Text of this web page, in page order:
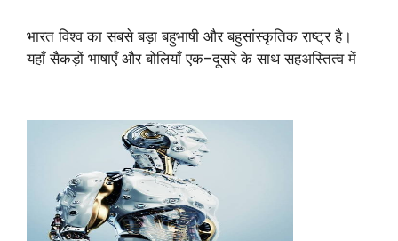
भारत विश्व का सबसे बड़ा बहुभाषी और बहुसांस्कृतिक राष्ट्र है।
यहाँ सैकड़ों भाषाएँ और बोलियाँ एक-दूसरे के साथ सहअस्तित्व में